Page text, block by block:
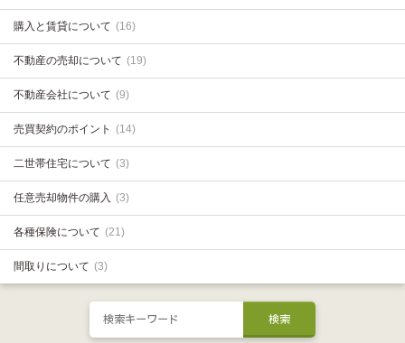
購入と賃貸について (16)
不動産の売却について (19)
不動産会社について (9)
売買契約のポイント (14)
二世帯住宅について (3)
任意売却物件の購入 (3)
各種保険について (21)
間取りについて (3)